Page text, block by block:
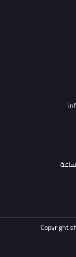
Copyright